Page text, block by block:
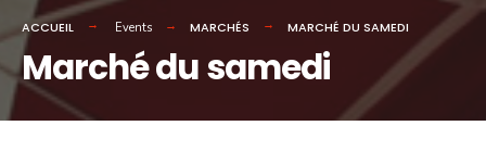
ACCUEIL Events MARCHÉS MARCHÉ DU SAMEDI
Marché du samedi